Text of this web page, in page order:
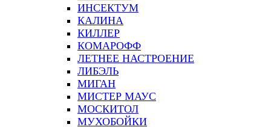
ИНСЕКТУМ
КАЛИНА
КИЛЛЕР
КОМАРОФФ
ЛЕТНЕЕ НАСТРОЕНИЕ
ЛИБЭЛЬ
МИГАН
МИСТЕР МАУС
МОСКИТОЛ
МУХОБОЙКИ